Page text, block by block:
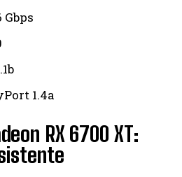
Gbps
1.4a
RX 6700 XT: